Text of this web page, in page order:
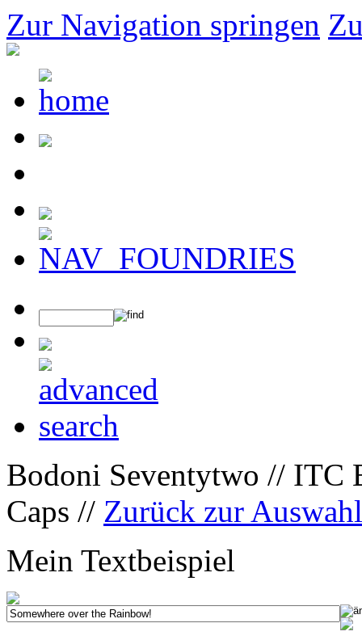
Zur Navigation springen
Bodoni Seventytwo // ITC
Caps // Zurück zur
Mein Textbeispiel